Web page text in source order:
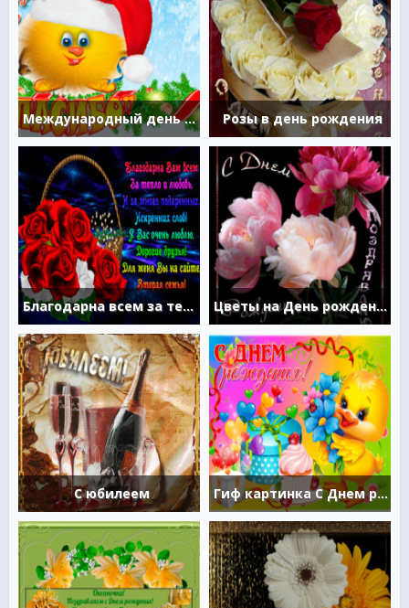
Международный день спасибо Розы в день рождения
Благодарна всем за тепло и любовь Цветы на День рождения
С юбилеем Гиф картинка С Днем рождения для детей